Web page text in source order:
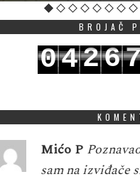
BROJAČ
0426
Mićo P
sam na izviđače